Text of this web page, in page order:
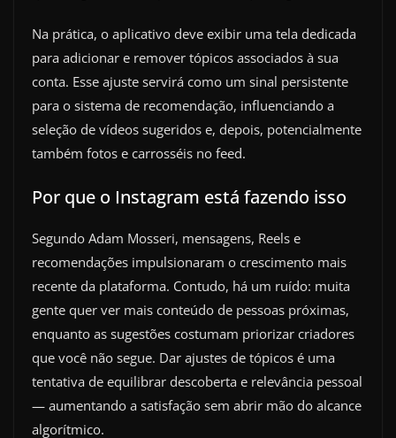
Na prática, o aplicativo deve exibir uma tela dedicada
para adicionar e remover tópicos associados à sua
conta. Esse ajuste servirá como um sinal persistente
para o sistema de recomendação, influenciando a
seleção de vídeos sugeridos e, depois, potencialmente
também fotos e carrosséis no feed.
Por que o Instagram está fazendo isso
Segundo Adam Mosseri, mensagens, Reels e
recomendações impulsionaram o crescimento mais
recente da plataforma. Contudo, há um ruído: muita
gente quer ver mais conteúdo de pessoas próximas,
enquanto as sugestões costumam priorizar criadores
que você não segue. Dar ajustes de tópicos é uma
tentativa de equilibrar descoberta e relevância pessoal
— aumentando a satisfação sem abrir mão do alcance
algorítmico.